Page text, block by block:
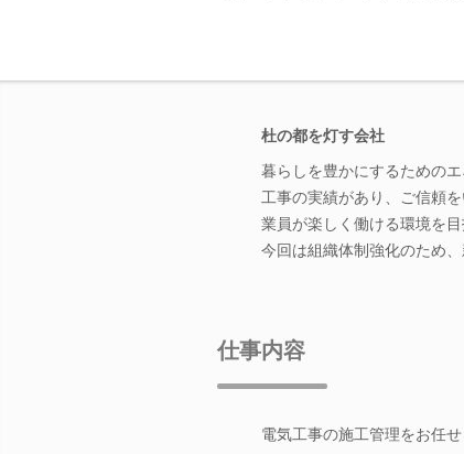
杜の都を灯す会社
暮らしを豊かにするための
工事の実績があり、ご信頼
業員が楽しく働ける環境を
今回は組織体制強化のため
仕事内容
電気工事の施工管理をお任せ